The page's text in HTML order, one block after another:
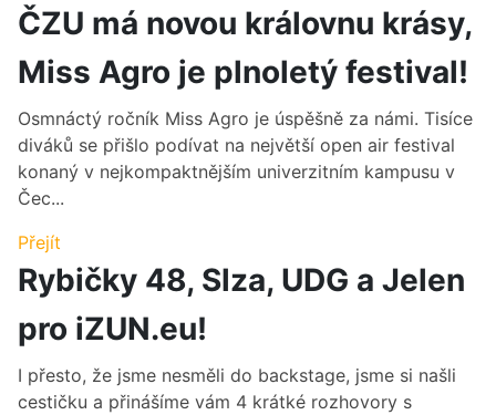
ČZU má novou královnu krásy,
Miss Agro je plnoletý festival!
Osmnáctý ročník Miss Agro je úspěšně za námi. Tisíce
diváků se přišlo podívat na největší open air festival
konaný v nejkompaktnějším univerzitním kampusu v
Čec...
Přejít
Rybičky 48, Slza, UDG a Jelen
pro iZUN.eu!
I přesto, že jsme nesměli do backstage, jsme si našli
cestičku a přinášíme vám 4 krátké rozhovory s